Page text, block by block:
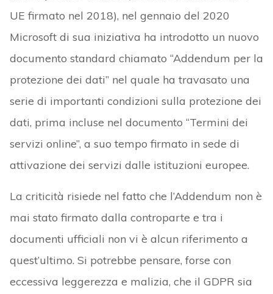
UE firmato nel 2018), nel gennaio del 2020
Microsoft di sua iniziativa ha introdotto un nuovo
documento standard chiamato “Addendum per la
protezione dei dati” nel quale ha travasato una
serie di importanti condizioni sulla protezione dei
dati, prima incluse nel documento “Termini dei
servizi online”, a suo tempo firmato in sede di
attivazione dei servizi dalle istituzioni europee.
La criticità risiede nel fatto che l’Addendum non è
mai stato firmato dalla controparte e tra i
documenti ufficiali non vi è alcun riferimento a
quest’ultimo. Si potrebbe pensare, forse con
eccessiva leggerezza e malizia, che il GDPR sia